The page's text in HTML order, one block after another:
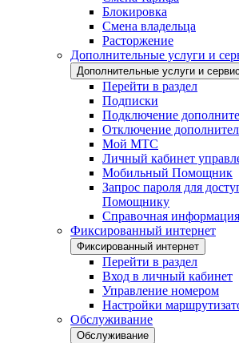
Блокировка
Смена владельца
Расторжение
Дополнительные услуги и
Дополнительные услуги и
Перейти в раздел
Подписки
Подключение
Отключение
Мой МТС
Личный кабинет
Мобильный Помощник
Запрос пароля для
Помощнику
Справочная информация
Фиксированный интернет
Фиксированный интернет
Перейти в раздел
Вход в личный кабинет
Управление номером
Настройки
Обслуживание
Обслуживание